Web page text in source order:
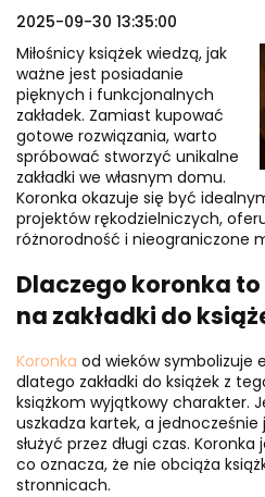
2025-09-30 13:35:00
Miłośnicy książek wiedzą, jak
ważne jest posiadanie
pięknych i funkcjonalnych
zakładek. Zamiast kupować
gotowe rozwiązania, warto
spróbować stworzyć unikalne
zakładki we własnym domu.
Koronka okazuje się być
projektów rękodzielniczych,
różnorodność i nieograniczone
Dlaczego koronka
na zakładki do
Koronka od wieków symbolizuje
dlatego zakładki do książek z
książkom wyjątkowy charakter.
uszkadza kartek, a
służyć przez długi czas.
co oznacza, że nie obciąża
stronnicach.